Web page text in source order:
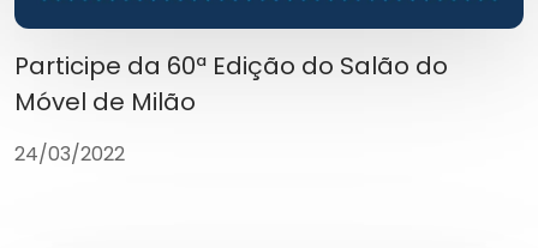
Participe da 60ª Edição do Salão do
Móvel de Milão
24/03/2022